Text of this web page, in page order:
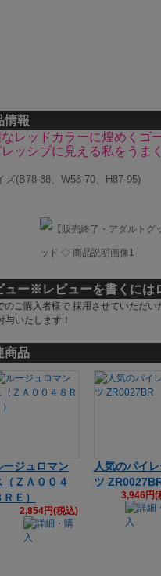
情報
レッドカラーに煌めくゴ
ッシブに見える私をうま
ズ(B78-88、W58-70、H87-95)
ュー※レビューを書くには
のご購入者様で 採用させていただい
与いたします！
商品
ージュロマン
（ＺＡ００４
Ｅ）
2,854円(税込)
人気のパイ
ツ
3,946円(